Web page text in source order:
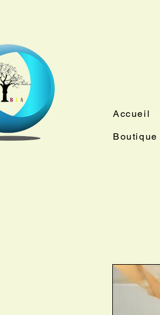
Accueil
Boutique